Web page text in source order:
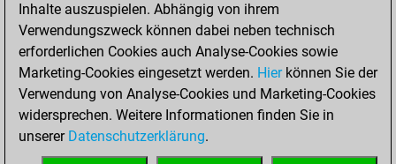
your Studies account
Studies
Sonntag,
September 19,
2021
You created
Inhalte auszuspielen. Abhängig von ihrem
Verwendungszweck können dabei neben technisch
erforderlichen Cookies auch Analyse-Cookies sowie
Marketing-Cookies eingesetzt werden. Hierkönnen Sie der
Verwendung von Analyse-Cookies und Marketing-Cookies
widersprechen. Weitere Informationen finden Sie in
unserer Datenschutzerklärung.